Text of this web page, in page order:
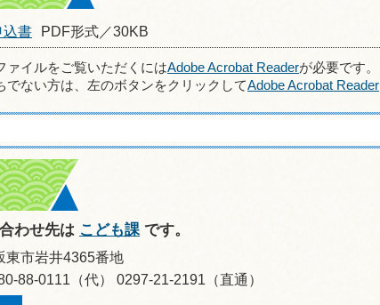
込書 PDF形式／30KB
ァイルをご覧いただくにはAdobe Acrobat Readerが必要です。
でない方は、左のボタンをクリックしてAdobe Acrobat Reader
わせ先は こども課 です。
市岩井4365番地
88-0111（代） 0297-21-2191（直通）